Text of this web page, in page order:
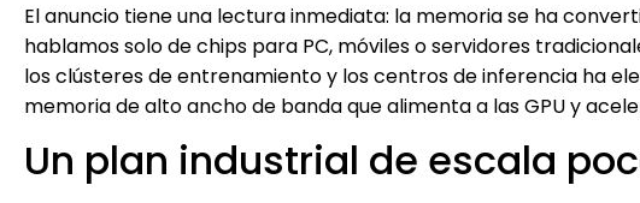
El anuncio tiene una lectura inmediata: la memoria se ha
hablamos solo de chips para PC, móviles o servidores
los clústeres de entrenamiento y los centros de inferencia ha
memoria de alto ancho de banda que alimenta a las GPU y
Un plan industrial de escala